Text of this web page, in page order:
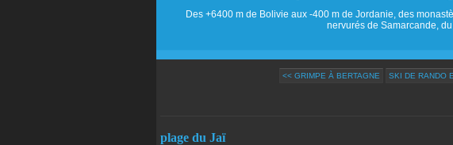
Des +6400 m de Bolivie aux -400 m de Jordanie, des
nervurés de Samarcande,
<< GRIMPE À BERTAGNE SKI DE RANDO
plage du Jaï